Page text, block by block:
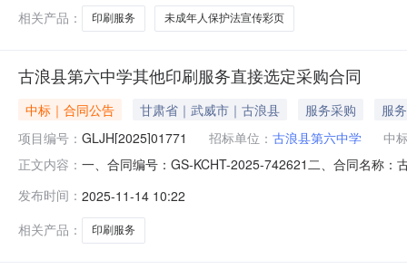
相关产品：
印刷服务 未成年人保护法宣传彩页
古浪县第六中学其他印刷服务直接选定采购合同
中标｜合同公告 甘肃省｜武威市｜古浪县 服务采购
服务
项目编号： GLJH[2025]01771 招标单位： 古浪县第六中学
中
正文内容： 一、合同编号：GS-KCHT-2025-742621二、合同名称
县文化路浙大综合楼21号商铺联系方式：13893536033
发布时间： 2025-11-14 10:22
相关产品：
印刷服务